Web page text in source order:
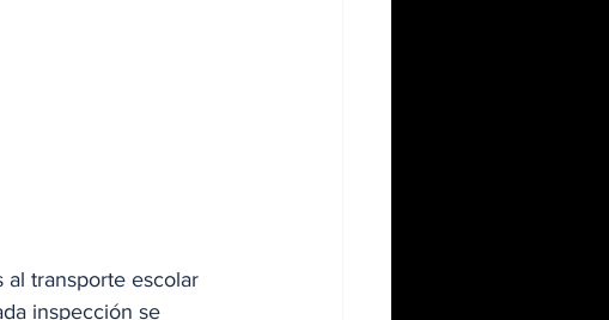
al transporte escolar
inspección se